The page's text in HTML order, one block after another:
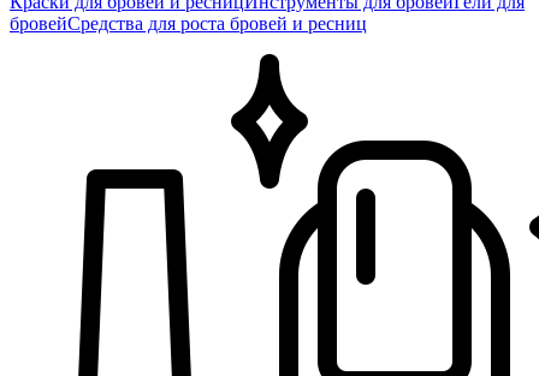
бровейСредства для роста бровей и ресниц